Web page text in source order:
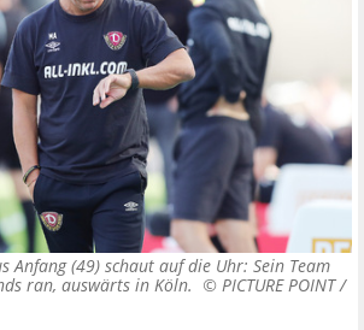
Anfang (49) schaut auf die Uhr: Sein Team
ran, auswärts in Köln. © PICTURE POINT /